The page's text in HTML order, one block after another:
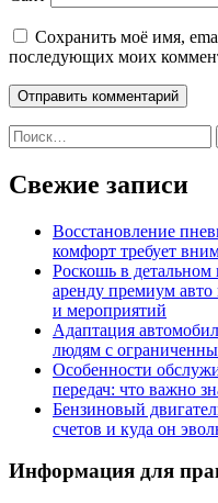
Сохранить моё имя,
последующих моих
Найти:
Свежие записи
Восстановление
комфорт требует
Роскошь в
аренду премиум авто
и мероприятий
Адаптация
людям с
Особенности
передач: что важно
Бензиновый
счетов и куда он
Информация для